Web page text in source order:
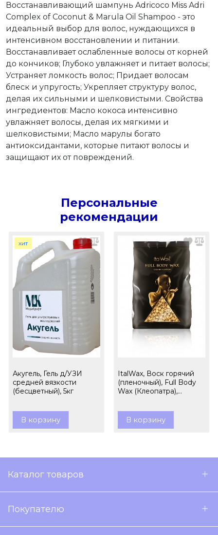
Восстанавливающий шампунь Adricoco Miss Adri
Complex of Coconut & Marula Oil Shampoo - это
идеальный выбор для волос, нуждающихся в
интенсивном восстановлении и питании.
Восстанавливает ослабленные волосы от корней
до кончиков; Глубоко увлажняет и питает волосы;
Устраняет ломкость волос; Придает волосам
блеск и упругость; Укрепляет структуру волос,
делая их сильными и шелковистыми. Свойства
ингредиентов: Масло кокоса интенсивно
увлажняет волосы, делая их мягкими и
шелковистыми; Масло марулы богато
антиоксидантами, которые питают волосы и
защищают их от повреждений.
Персональные
рекомендации
хит
Акугель, Гель д/УЗИ
средней вязкости
(бесцветный), 5кг
В корзину
ItalWax, Воск горячий
(пленочный), Full Body
Wax (Клеопатра),
В корзину
Каталог товаров
Покупателю